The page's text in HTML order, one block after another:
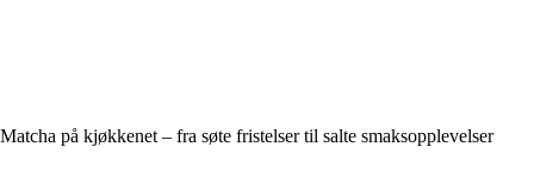
Matcha på kjøkkenet – fra søte fristelser til salte smaksopplevelser